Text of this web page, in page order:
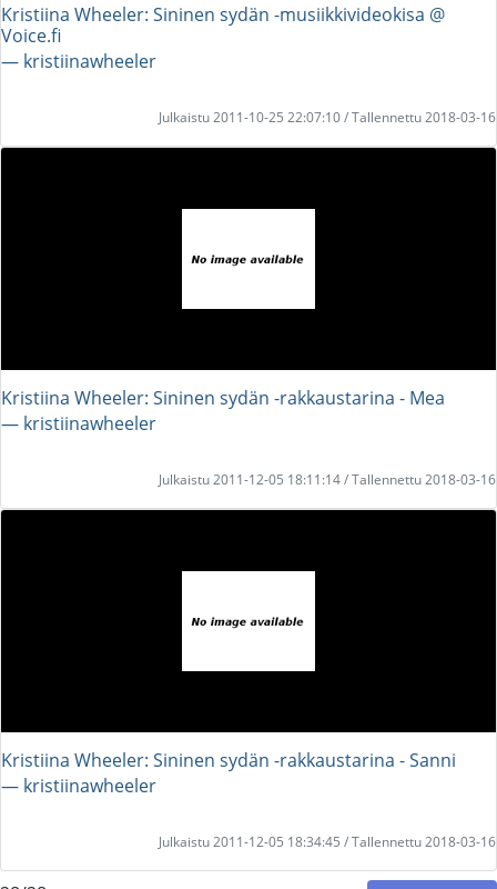
Kristiina Wheeler: Sininen sydän -musiikkivideokisa @
Voice.fi
― kristiinawheeler
Julkaistu 2011-10-25 22:07:10 / Tallennettu 2018-03-16
Kristiina Wheeler: Sininen sydän -rakkaustarina - Mea
― kristiinawheeler
Julkaistu 2011-12-05 18:11:14 / Tallennettu 2018-03-16
Kristiina Wheeler: Sininen sydän -rakkaustarina - Sanni
― kristiinawheeler
Julkaistu 2011-12-05 18:34:45 / Tallennettu 2018-03-16